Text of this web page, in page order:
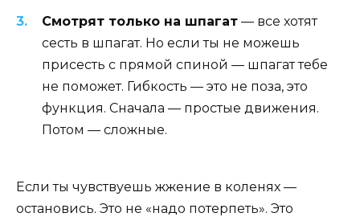
Смотрят только на шпагат — все хотят
сесть в шпагат. Но если ты не можешь
присесть с прямой спиной — шпагат тебе
не поможет. Гибкость — это не поза, это
функция. Сначала — простые движения.
Потом — сложные.
Если ты чувствуешь жжение в коленях —
остановись. Это не «надо потерпеть». Это